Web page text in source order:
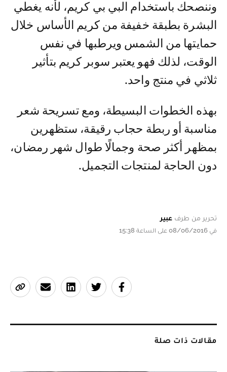
وننصحك باستخدام البي بي كريم، لأنه يغطي
البشرة بطبقة خفيفة من كريم الأساس خلال
حمايتها من الشمس ويرطبها في نفس
الوقت، لذلك فهو يعتبر سوبر كريم بتأثير
ثلاثي في منتج واحد.
بهذه الخطوات البسيطة، ومع تسريحة شعر
مناسبة أو ربطة حجاب رقيقة، ستظهرين
بمظهر أكثر صحة وجمالًا طوال شهر رمضان،
دون الحاجة لمنتجات التجميل.
تحرير من طرف عبير
في 08/06/2016 على الساعة 15:38
مقالات ذات صلة